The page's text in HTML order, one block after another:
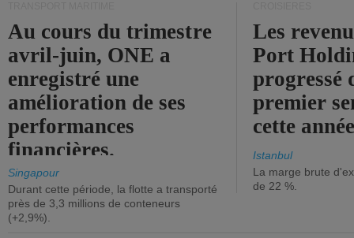
Au cours du trimestre
avril-juin, ONE a
enregistré une
amélioration de ses
performances
financières.
Singapour
Durant cette période, la flotte a transporté
près de 3,3 millions de conteneurs
(+2,9%).
Les
Port
progressé
premier
cette
Istanbul
La marge brute
de 22 %.